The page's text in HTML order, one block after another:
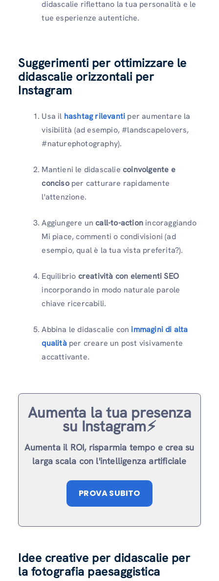
didascalie riflettano la tua personalità e le
tue esperienze autentiche.
Suggerimenti per ottimizzare le
didascalie orizzontali per
Instagram
Usa il hashtag rilevanti per aumentare la
visibilità (ad esempio, #landscapelovers,
#naturephotography).
Mantieni le didascalie coinvolgente e
concisoper catturare rapidamente
l'attenzione.
Aggiungere uncall-to-action incoraggiando
Mi piace, commenti o condivisioni (ad
esempio, qual è la tua vista preferita?).
Equilibrio creatività con elementi SEO
incorporando in modo naturale parole
chiave ricercabili.
Abbina le didascalie con immagini di alta
qualitàper creare un post visivamente
accattivante.
Aumenta la tua presenza
su Instagram⚡️
Aumenta il ROI, risparmia tempo e crea su
larga scala con l'intelligenza artificiale
PROVA SUBITO
Idee creative per didascalie per
la fotografia paesaggistica